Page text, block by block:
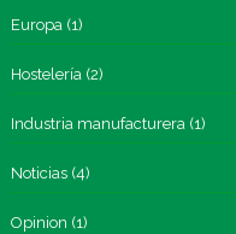
Europa(1)
Hostelería(2)
Industria manufacturera(1)
Noticias(4)
Opinion (1)